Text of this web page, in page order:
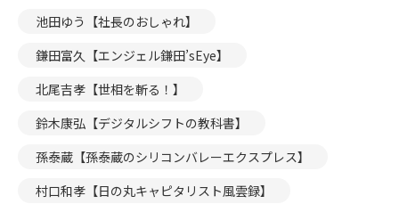
池田ゆう【社長のおしゃれ】
鎌田富久【エンジェル鎌田’sEye】
北尾吉孝【世相を斬る！】
鈴木康弘【デジタルシフトの教科書】
孫泰蔵【孫泰蔵のシリコンバレーエクスプレス】
村口和孝【日の丸キャピタリスト風雲録】